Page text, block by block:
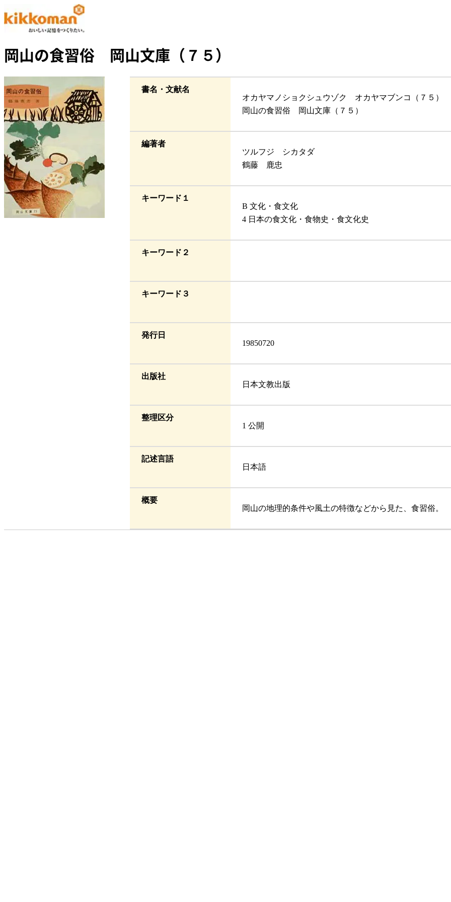
岡山の食習俗 岡山文庫（７５）
書名・文献名
オカヤマノショクシュウゾク オカヤマブンコ（７５）
岡山の食習俗 岡山文庫（７５）
編著者
ツルフジ シカタダ
鶴藤 鹿忠
キーワード１
B 文化・食文化
4 日本の食文化・食物史・食文化史
キーワード２
キーワード３
発行日
19850720
出版社
日本文教出版
整理区分
1 公開
記述言語
日本語
概要
岡山の地理的条件や風土の特徴などから見た、食習俗。